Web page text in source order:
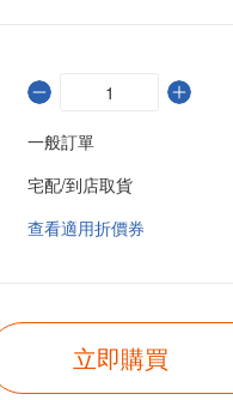
一般訂單
宅配/到店取貨
查看適用折價券
立即購買